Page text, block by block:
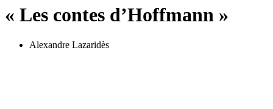
« Les contes d’Hoffmann »
Alexandre Lazaridès